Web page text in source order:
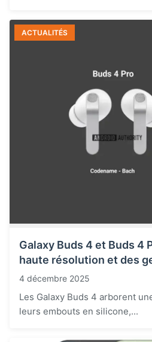
ACTUALITÉS
Galaxy Buds 4 et Buds 4
haute résolution et des
4 décembre 2025
Les Galaxy Buds 4 arborent
leurs embouts en silicone,...